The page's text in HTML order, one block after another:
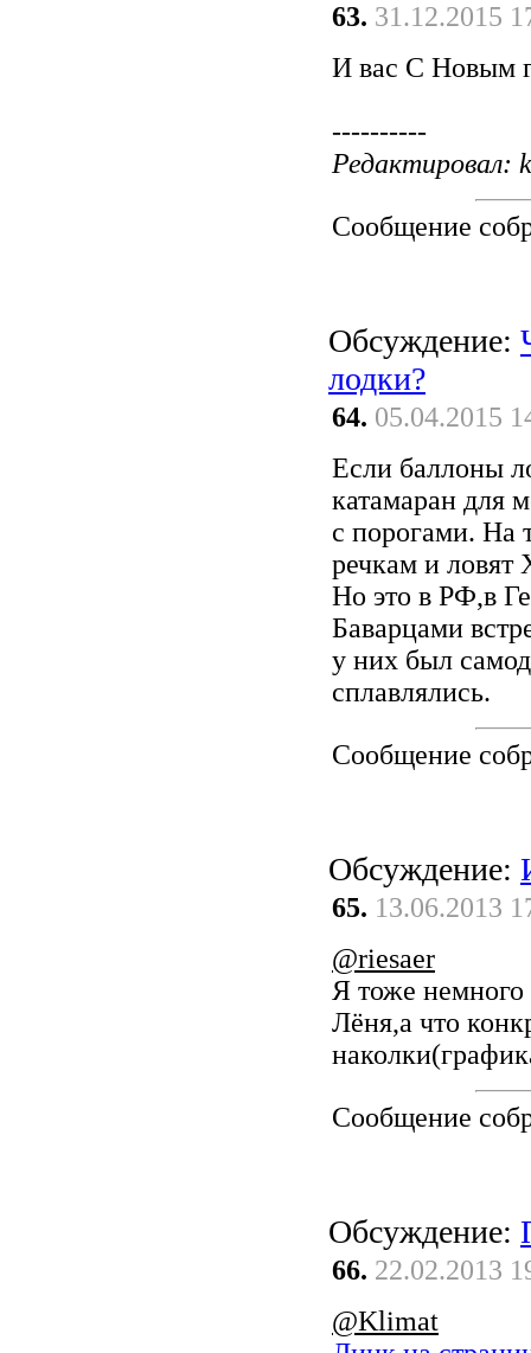
63. 31.12.2015
И вас С Новым
----------
Редактировал:
Сообщение
Обсуждение:
лодки?
64. 05.04.2015
Если баллоны
катамаран для
с порогами. На
речкам и ловят
Но это в РФ,в
Баварцами
у них был
сплавлялись.
Сообщение
Обсуждение:
65. 13.06.2013
@riesaer
Я тоже немного
Лёня,а что
Сообщение
Обсуждение:
66. 22.02.2013
@Klimat